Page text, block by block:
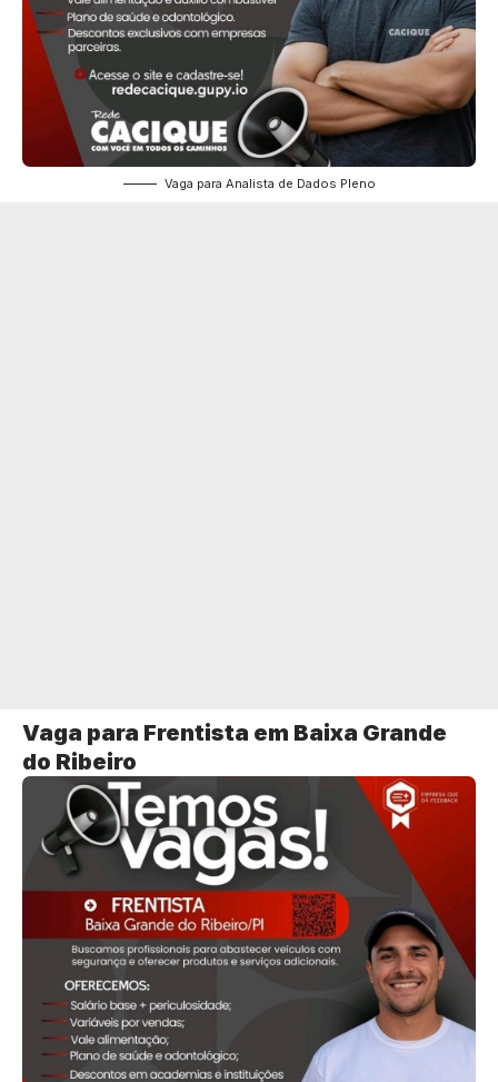
Vaga para Analista de Dados Pleno
Vaga para Frentista em Baixa Grande
do Ribeiro